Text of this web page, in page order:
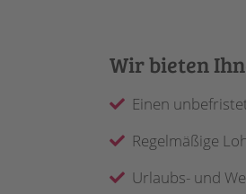
Wir bieten
Einen
Regelmäßige
Urlaubs- und